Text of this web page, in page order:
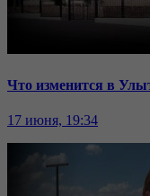
Что изменится в
17 июня, 19:34